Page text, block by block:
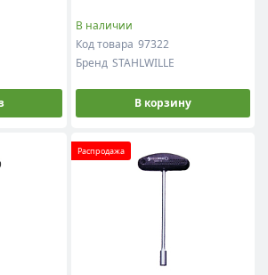
В наличии
Код товара 97322
Бренд STAHLWILLE
В корзину
Распродажа